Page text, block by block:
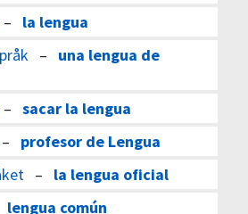
– la lengua
– una lengua de
– sacar la lengua
– profesor de Lengua
– la lengua oficial
lengua común